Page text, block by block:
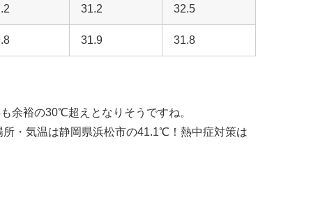
31.2 32.5
31.9 31.8
余裕の30℃超えとなりそうですね。
・気温は静岡県浜松市の41.1℃！熱中症対策は